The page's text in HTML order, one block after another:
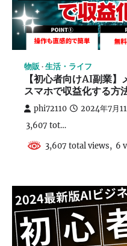
物販 生活・ライフ
【初心者向けAI副業
スマホで収益化する方
phi72110 2024年7月11
3,607 tot…
3,607 total views, 6